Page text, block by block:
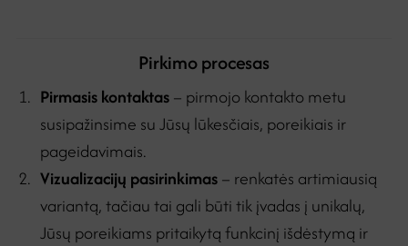
Pirkimo procesas
Pirmasis kontaktas– pirmojo kontakto metu
susipažinsime su Jūsų lūkesčiais, poreikiais ir
pageidavimais.
Vizualizacijų pasirinkimas– renkatės artimiausią
variantą, tačiau tai gali būti tik įvadas į unikalų,
Jūsų poreikiams pritaikytą funkcinį išdėstymą ir